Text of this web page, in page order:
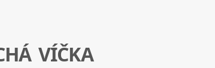
VÍČKA